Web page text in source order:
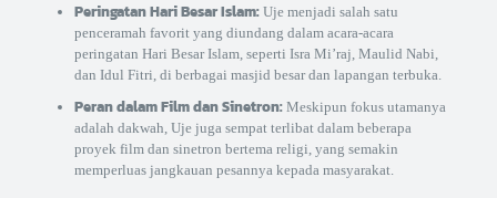
Peringatan Hari Besar Islam:Uje menjadi salah satu
penceramah favorit yang diundang dalam acara-acara
peringatan Hari Besar Islam, seperti Isra Mi’raj, Maulid Nabi,
dan Idul Fitri, di berbagai masjid besar dan lapangan terbuka.
Peran dalam Film dan Sinetron:Meskipun fokus utamanya
adalah dakwah, Uje juga sempat terlibat dalam beberapa
proyek film dan sinetron bertema religi, yang semakin
memperluas jangkauan pesannya kepada masyarakat.